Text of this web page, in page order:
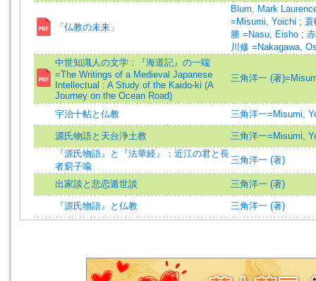
「仏教の未来」
Blum, Mark
=Misumi, Yoichi ; 蓑
勝 =Nasu, Eisho ;
川修 =Nakagawa,
中世知識人の文学 : 『海道記』の一端
=The Writings of a Medieval Japanese
Intellectual : A Study of the Kaido-ki (A
Journey on the Ocean Road)
三角洋一 (著
宇治十帖と仏教 三角洋一=Misumi,
源氏物語と天台浄土教
三角洋一=Misumi,
『源氏物語』と『法華経』：近江の君と長
者窮子喩
三角洋一 (著)
出家談と悲恋遁世談 三角洋一 (著)
『源氏物語』と仏教 三角洋一 (著)